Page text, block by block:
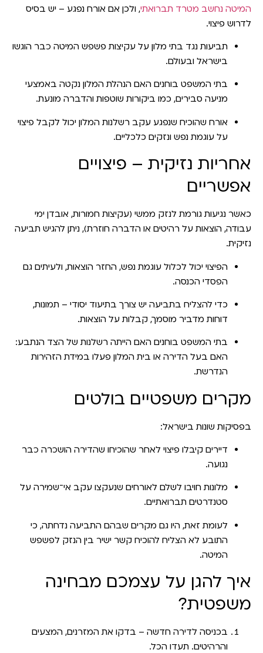
המיטה נחשב מטרד תברואתי, ולכן אם אורח נפגע – יש בסיס
לדרוש פיצוי.
תביעות נגד בתי מלון על עקיצות פשפש המיטה כבר הוגשו
בישראל ובעולם.
בתי המשפט בוחנים האם הנהלת המלון נקטה באמצעי
מניעה סבירים, כמו ביקורות שוטפות והדברה מונעת.
אורח שהוכיח שנפגע עקב רשלנות המלון יכול לקבל פיצוי
על עוגמת נפש ונזקים כלכליים.
אחריות נזיקית – פיצויים
אפשריים
כאשר נגיעות גורמת לנזק ממשי (עקיצות חמורות, אובדן ימי
עבודה, הוצאות על רהיטים או הדברה חוזרת), ניתן להגיש תביעה
נזיקית.
הפיצוי יכול לכלול עוגמת נפש, החזר הוצאות, ולעיתים גם
הפסדי הכנסה.
כדי להצליח בתביעה יש צורך בתיעוד יסודי – תמונות,
דוחות מדביר מוסמך, קבלות על הוצאות.
בתי המשפט בוחנים האם הייתה רשלנות של הצד הנתבע:
האם בעל הדירה או בית המלון פעלו במידת הזהירות
הנדרשת.
מקרים משפטיים בולטים
בפסיקות שונות בישראל:
דיירים קיבלו פיצוי לאחר שהוכיחו שהדירה הושכרה כבר
נגועה.
מלונות חויבו לשלם לאורחים שנעקצו עקב אי־שמירה על
סטנדרטים תברואתיים.
לעומת זאת, היו גם מקרים שבהם התביעה נדחתה, כי
התובע לא הצליח להוכיח קשר ישיר בין הנזק לפשפש
המיטה.
איך להגן על עצמכם מבחינה
משפטית?
בכניסה לדירה חדשה – בדקו את המזרנים, המצעים
והרהיטים. תעדו הכל.